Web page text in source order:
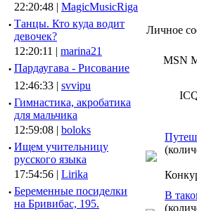
22:20:48 | MagicMusicRiga
· Танцы. Кто куда водит
девочек?
12:20:11 | marina21
· Пардаугава - Рисование
12:46:33 | svvipu
· Гимнастика, акробатика
для мальчика
12:59:08 | boloks
· Ищем учительницу
русского языка
17:54:56 | Lirika
· Беременные посиделки
на Бривибас, 195.
Личное
MSN
В